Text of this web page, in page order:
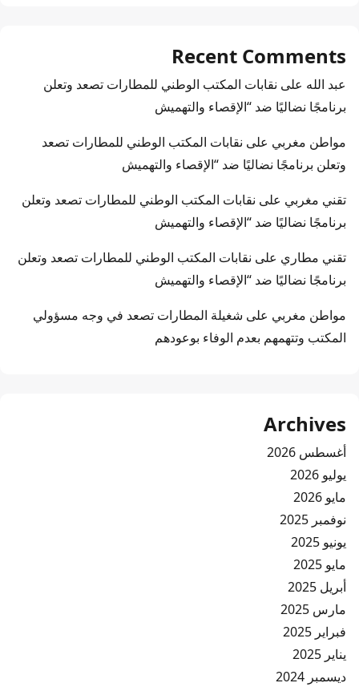
Recent Comments
عبد الله على نقابات المكتب الوطني للمطارات تصعد وتعلن
برنامجًا نضاليًا ضد “الإقصاء والتهميش
مواطن مغربي على نقابات المكتب الوطني للمطارات تصعد
وتعلن برنامجًا نضاليًا ضد “الإقصاء والتهميش
تقني مغربي على نقابات المكتب الوطني للمطارات تصعد وتعلن
برنامجًا نضاليًا ضد “الإقصاء والتهميش
تقني مطاري على نقابات المكتب الوطني للمطارات تصعد وتعلن
برنامجًا نضاليًا ضد “الإقصاء والتهميش
مواطن مغربي على شغيلة المطارات تصعد في وجه مسؤولي
المكتب وتتهمهم بعدم الوفاء بوعودهم
Archives
أغسطس 2026
يوليو 2026
مايو 2026
نوفمبر 2025
يونيو 2025
مايو 2025
أبريل 2025
مارس 2025
فبراير 2025
يناير 2025
ديسمبر 2024